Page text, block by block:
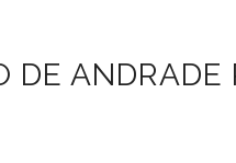
DE ANDRADE